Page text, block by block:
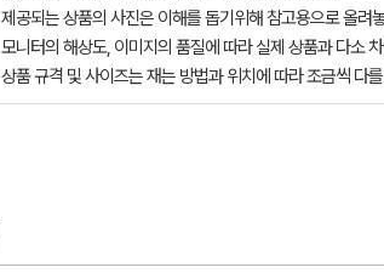
제공되는 상품의 사진은 이해를 돕기위해 참고용으로 올려
모니터의 해상도, 이미지의 품질에 따라 실제 상품과 다소
상품 규격 및 사이즈는 재는 방법과 위치에 따라 조금씩 다